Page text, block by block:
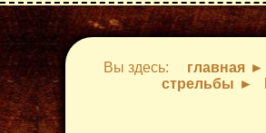
Вы здесь: главная
стрельбы